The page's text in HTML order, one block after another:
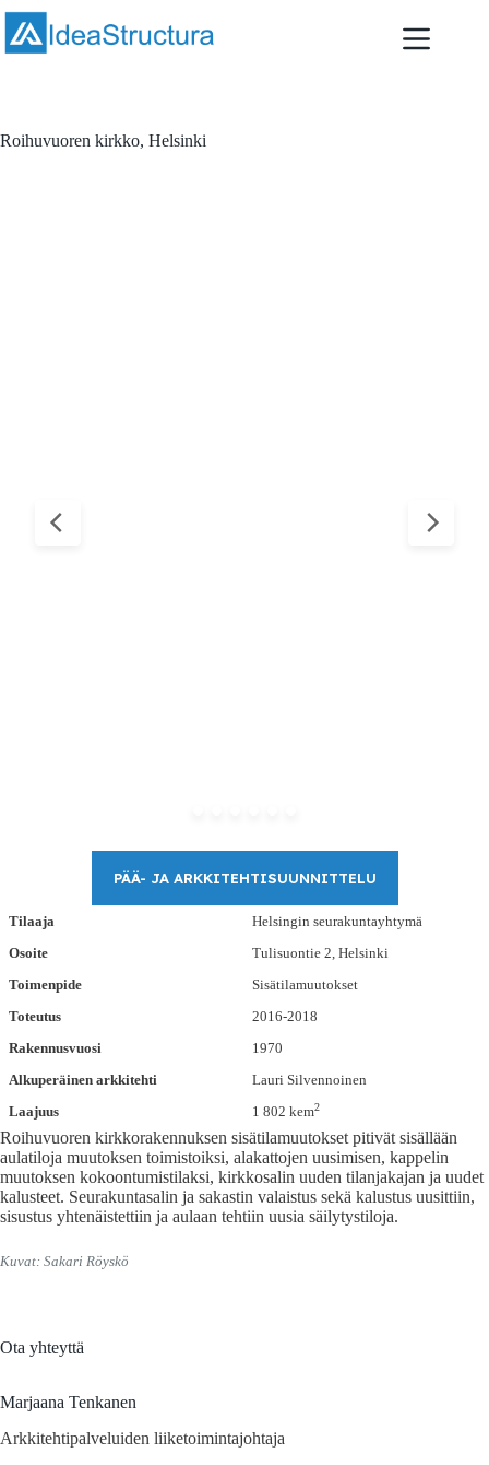
Skip
content
Roihuvuoren kirkko, Helsinki
PÄÄ- JA ARKKITEHTISUUNNITTELU
Tilaaja
Helsingin seurakuntayhtymä
Osoite
Tulisuontie 2, Helsinki
Toimenpide
Sisätilamuutokset
Toteutus
2016-2018
Rakennusvuosi
1970
Alkuperäinen arkkitehti
Lauri Silvennoinen
Laajuus
1 802 kem2
Roihuvuoren kirkkorakennuksen sisätilamuutokset pitivät sisällään
aulatiloja muutoksen toimistoiksi, alakattojen uusimisen, kappelin
muutoksen kokoontumistilaksi, kirkkosalin uuden tilanjakajan ja uudet
kalusteet. Seurakuntasalin ja sakastin valaistus sekä kalustus uusittiin,
sisustus yhtenäistettiin ja aulaan tehtiin uusia säilytystiloja.
Kuvat: Sakari Röyskö
Ota yhteyttä
Marjaana Tenkanen
Arkkitehtipalveluiden liiketoimintajohtaja